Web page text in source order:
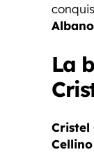
Albano
La
Cristel